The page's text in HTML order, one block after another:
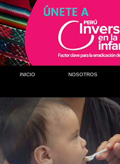
INICIO NOSOTROS